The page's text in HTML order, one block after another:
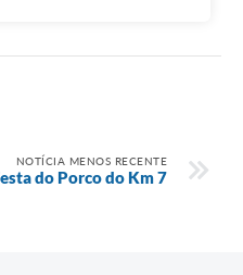
NOTÍCIA MENOS RECENTE
do Porco do Km 7